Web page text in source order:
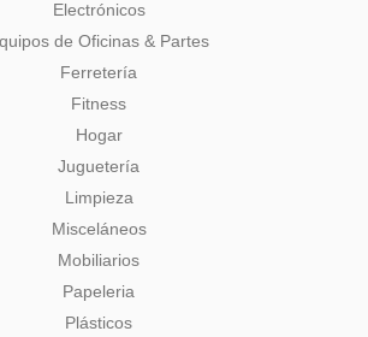
Electrónicos
de Oficinas & Partes
Ferretería
Fitness
Hogar
Juguetería
Limpieza
Misceláneos
Mobiliarios
Papeleria
Plásticos